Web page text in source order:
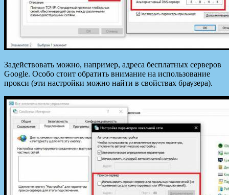
Задействовать можно, например, адреса бесплатных серверов
Google. Особо стоит обратить внимание на использование
прокси (эти настройки можно найти в свойствах браузера).